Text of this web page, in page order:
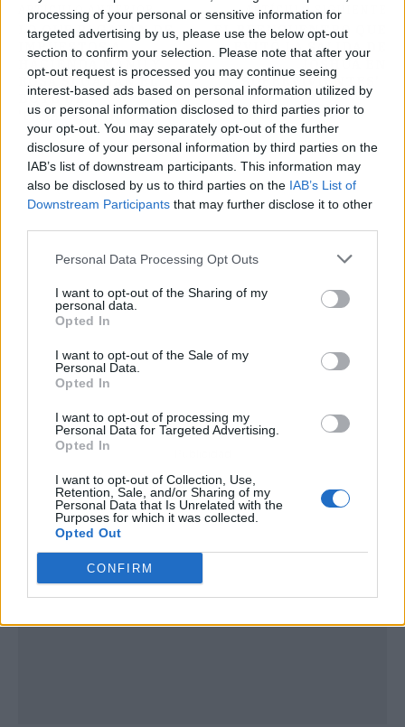
processing of your personal or sensitive information for
targeted advertising by us, please use the below opt-out
section to confirm your selection. Please note that after your
opt-out request is processed you may continue seeing
interest-based ads based on personal information utilized by
us or personal information disclosed to third parties prior to
your opt-out. You may separately opt-out of the further
disclosure of your personal information by third parties on the
IAB’s list of downstream participants. This information may
also be disclosed by us to third parties on the IAB’s List of
Downstream Participants that may further disclose it to other
Personal Data Processing Opt Outs
I want to opt-out of the Sharing of my
personal data.
Opted In
I want to opt-out of the Sale of my
Personal Data.
Opted In
I want to opt-out of processing my
Personal Data for Targeted Advertising.
Opted In
I want to opt-out of Collection, Use,
Retention, Sale, and/or Sharing of my
Personal Data that Is Unrelated with the
Purposes for which it was collected.
Opted Out
CONFIRM
ARTÍCULO ANTERIOR
LO QUE PAGARÁN DE
IMPUESTOS A
HACIENDA MANU Y
ROSA SI GANAN EL
BOTE DE
'PASAPALABRA'
ARTÍCULO SIGUIENTE
EL REENCUENTRO QUE
EVITÓ LA SALIDA DE
JOSHUA EN
‘SUPERVIVIENTES’